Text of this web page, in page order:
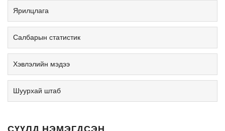
Ярилцлага
Салбарын статистик
Хэвлэлийн мэдээ
Шуурхай штаб